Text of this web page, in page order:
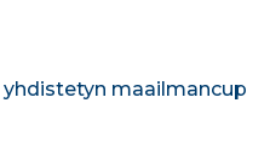
yhdistetyn maailmancup